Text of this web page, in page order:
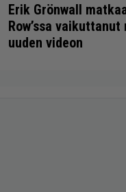
Erik Grönwall
Row’ssa
uuden videon